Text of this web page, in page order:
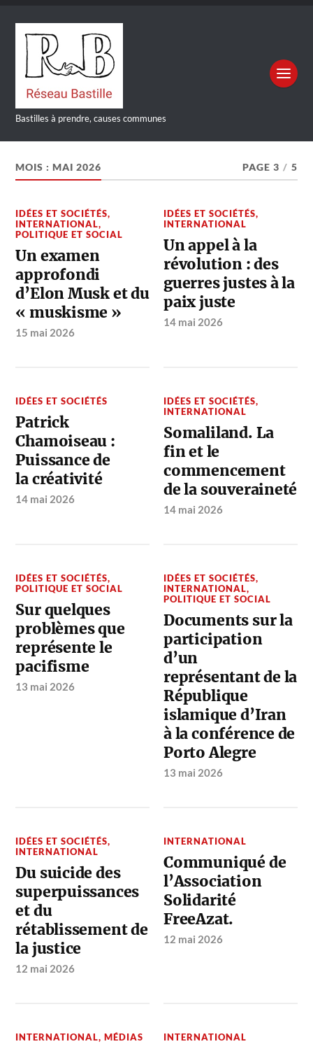
Bastilles à prendre, causes communes
MOIS :MAI 2026 PAGE 3 / 5
IDÉES ET SOCIÉTÉS,
INTERNATIONAL,
POLITIQUE ET SOCIAL
Un examen
approfondi
d’Elon Musk et du
« muskisme »
15 mai 2026
IDÉES ET SOCIÉTÉS,
INTERNATIONAL
Un appel à la
révolution : des
guerres justes à la
paix juste
14 mai 2026
IDÉES ET SOCIÉTÉS
Patrick
Chamoiseau :
Puissance de
la créativité
14 mai 2026
IDÉES ET SOCIÉTÉS,
INTERNATIONAL
Somaliland. La
fin et le
commencement
de la souveraineté
14 mai 2026
IDÉES ET SOCIÉTÉS,
POLITIQUE ET SOCIAL
Sur quelques
problèmes que
représente le
pacifisme
13 mai 2026
IDÉES ET SOCIÉTÉS,
INTERNATIONAL,
POLITIQUE ET SOCIAL
Documents sur la
participation
d’un
représentant de la
République
islamique d’Iran
à la conférence de
Porto Alegre
13 mai 2026
IDÉES ET SOCIÉTÉS,
INTERNATIONAL
Du suicide des
superpuissances
et du
rétablissement de
la justice
12 mai 2026
INTERNATIONAL
Communiqué de
l’Association
Solidarité
FreeAzat.
12 mai 2026
INTERNATIONAL,MÉDIAS INTERNATIONAL